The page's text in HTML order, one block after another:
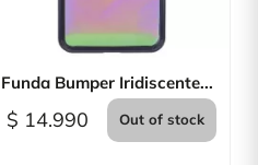
Vista rápida
Funda Bumper Iridiscente...
$ 14.990 Out of stock